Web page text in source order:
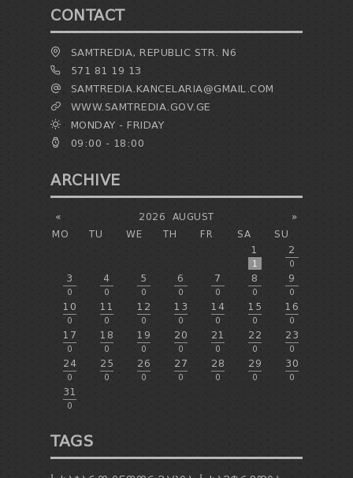
CONTACT
SAMTREDIA, REPUBLIC STR. N6
571 81 19 13
SAMTREDIA.KANCELARIA@GMAIL.COM
WWW.SAMTREDIA.GOV.GE
MONDAY - FRIDAY
09:00 - 18:00
ARCHIVE
« »
2026
AUGUST
MO
TU WE TH FR SA
SU
1
1
2
0
3
0
4
0
5
0
6
0
7
0
8
0
9
0
10
0
11
0
12
0
13
0
14
0
15
0
16
0
17
0
18
0
19
0
20
0
21
0
22
0
23
0
24
0
25
0
26
0
27
0
28
0
29
0
30
0
31
0
TAGS